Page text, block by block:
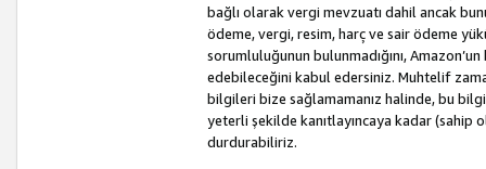
bağlı olarak vergi mevzuatı dahil ancak
ödeme, vergi, resim, harç ve sair ödeme
sorumluluğunun bulunmadığını,
edebileceğini kabul edersiniz. Muhtelif
bilgileri bize sağlamamanız halinde, bu
yeterli şekilde kanıtlayıncaya kadar
durdurabiliriz.